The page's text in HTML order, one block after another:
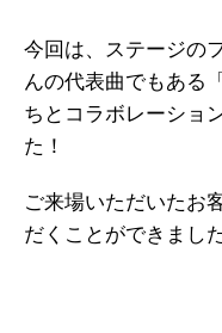
今回は、ステージの
んの代表曲でもある
ちとコラボレーショ
た！
ご来場いただいたお
だくことができました